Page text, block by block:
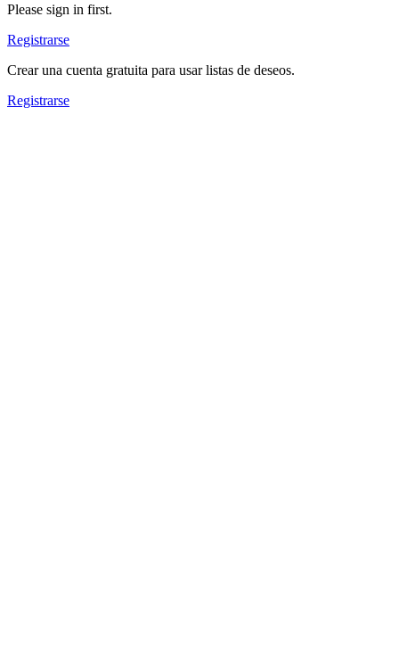
Please sign in first.
Registrarse
Crear una cuenta gratuita para usar listas de deseos.
Registrarse